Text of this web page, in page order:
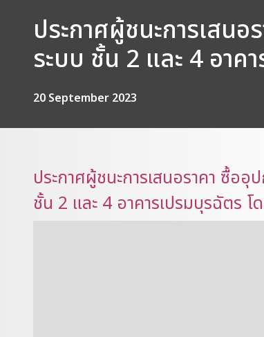
ประกาศผู้ชนะการเสน
ระบบ ชั้น 2 และ 4 อาค
20 September 2023
ประกาศผู้ชนะการเสนอราคา ซื้อ
ชั้น 2 และ 4 อาคารเปรมบุรฉัตร โ